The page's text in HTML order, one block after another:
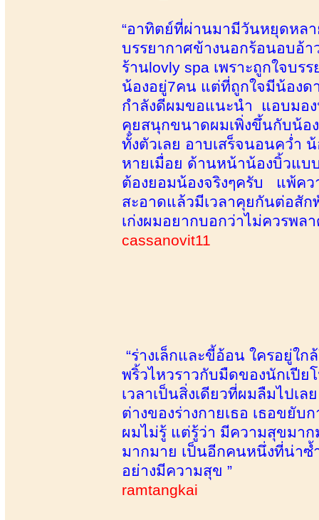
“อาทิตย์ที่ผ่านมามีวันหยุดหลา
บรรยากาศข้างนอกร้อนอบอ้า
ร้านlovly spa เพราะถูกใจบ
น้องอยู่7คน แต่ที่ถูกใจมีน้องด
กำลังดีผมขอแนะนำ แอบมอง
คุยสนุกขนาดผมเพิ่งขึ้นกับน้อ
ทั้งตัวเลย อาบเสร็จนอนคว่ำ
หายเมื่อย ด้านหน้าน้องบิ้วแบ
ต้องยอมน้องจริงๆครับ แพ้คว
สะอาดแล้วมีเวลาคุยกันต่อสั
เก่งผมอยากบอกว่าไม่ควรพลา
cassanovit11
“ร่างเล็กและขี้อ้อน ใครอยู่ใ
พริ้วไหวราวกับมืดของนักเปี
เวลาเป็นสิ่งเดียวที่ผมลืมไปเ
ต่างของร่างกายเธอ เธอขยับ
ผมไม่รู้ แต่รู้ว่า มีความสุขมา
มากมาย เป็นอีกคนหนึ่งที่น่า
อย่างมีความสุข ”
ramtangkai